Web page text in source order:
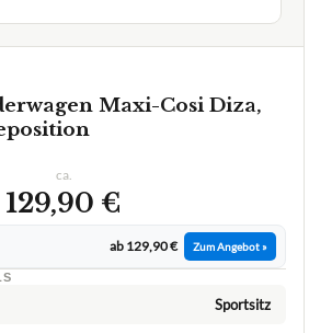
Maxi-Cosi Diza,
ca.
129,90 €
ab 129,90 € Zum Angebot »
Sportsitz